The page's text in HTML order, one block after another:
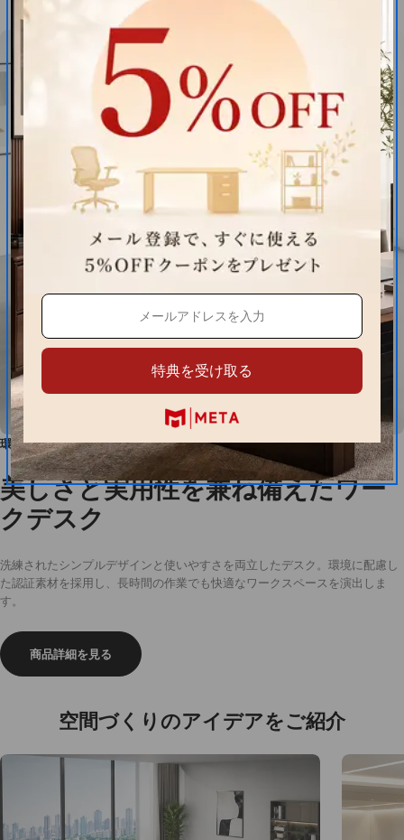
厳選されたメラミン化粧板は安全無臭な使用感を提供し
そのねじれにくい強固さは受付カウンターの耐久性を
底上げし長らくご愛用いただけます。
エッジ加工
部材を貼り合わせた後に面取り加工をすることで
貼り合わせた角に丸みを付け、安全性が格段に
広々としたデザインで、書類やパソコン事務用品
をゆったりと配置できるため作業効率が向上し
快適な作業環境を実現します。
機能性に優れたデザイン
高品質な素材と丁寧な製作により
長期間の使用でも快適さと耐久性を提供します。
収納スペース
物の用途に合わせて自由に配置でき、探す手間も軽減され
業務が迅速かつ効率的に行えるようになります。
イメージ
環境に配慮した認証素材
美しさと実用性を兼ね備えたワー
クデスク
洗練されたシンプルデザインと使いやすさを両立したデスク。環境に配慮し
た認証素材を採用し、長時間の作業でも快適なワークスペースを演出しま
す。
商品詳細を見る
空間づくりのアイデアをご紹介
特典を受け取る